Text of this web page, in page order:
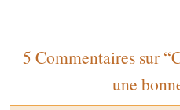
5 Commentaires sur
une